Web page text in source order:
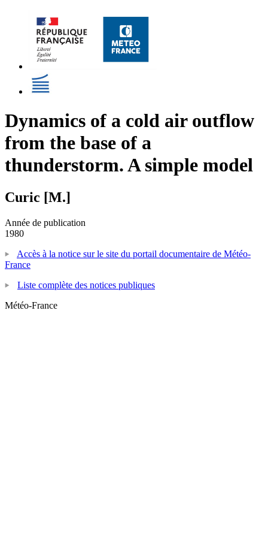
Dynamics of a cold air outflow
from the base of a
thunderstorm. A simple model
Curic [M.]
Année de publication
1980
Accès à la notice sur le site du portail documentaire de Météo-
France
Liste complète des notices publiques
Météo-France